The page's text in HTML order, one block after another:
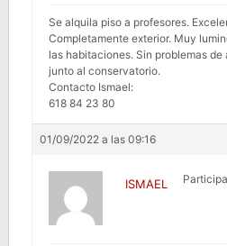
Se alquila piso a profesores.
Completamente exterior. Muy
las habitaciones. Sin problemas de
junto al conservatorio.
Contacto Ismael:
618 84 23 80
01/09/2022 a las 09:16
ISMAEL